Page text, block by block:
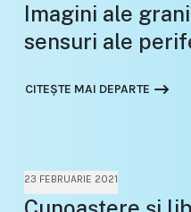
Imagini ale
sensuri ale
CITEȘTE MAI DEPARTE
23 FEBRUARIE 2021